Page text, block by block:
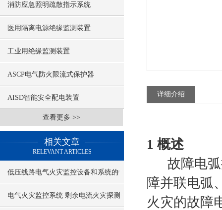
消防应急照明疏散指示系统
医用隔离电源绝缘监测装置
工业用绝缘监测装置
ASCP电气防火限流式保护器
AISD智能安全配电装置
查看更多 >>
相关文章
RELEVANT ARTICLES
低压线路电气火灾监控设备和系统的
配置
电气火灾监控系统 剩余电流火灾探测
详细介绍
1 概述
故障电弧
障并联电弧
火灾的故障